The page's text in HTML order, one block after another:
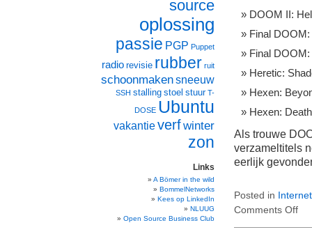
DOOM II:
Final
Final
Heretic:
Hexen:
Hexen:
Als trouwe
verzameltitels
eerlijk
Posted in Internet
Comments Offon
source
oplossing
passie PGP Puppet
radio revisie rubber ruit
schoonmakensneeuw
SSH stalling stoel stuur T-
DOSE Ubuntu
vakantieverfwinter
zon
Links
A Bömer in the wild
BommelNetworks
Kees op LinkedIn
NLUUG
Open Source Business Club